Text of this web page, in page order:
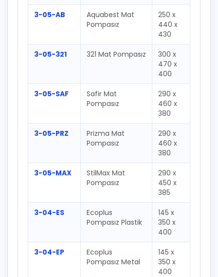
3-05-AB
Aquabest Mat
Pompasız
250 x
440 x
430
3-05-321 321 Mat Pompasız
300 x
470 x
400
3-05-SAF
Safir Mat
Pompasız
290 x
460 x
380
3-05-PRZ
Prizma Mat
Pompasız
290 x
460 x
380
3-05-MAX
StilMax Mat
Pompasız
290 x
450 x
385
3-04-ES
Ecoplus
Pompasız Plastik
145 x
350 x
400
3-04-EP
Ecoplus
Pompasız Metal
145 x
350 x
400